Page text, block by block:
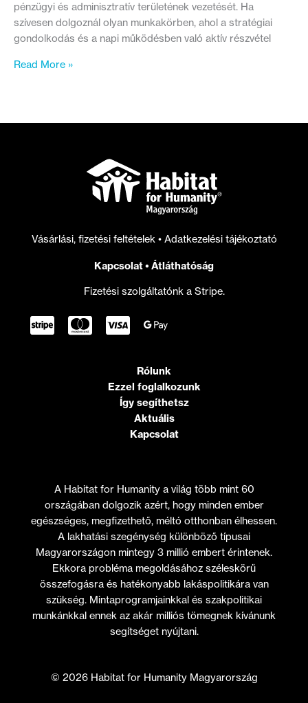
pénzügyi és adminisztratív területének vezetését. Ha
szívesen dolgoznál olyan munkakörben, ahol a stratégiai
gondolkodás és a napi működésben való aktív részvétel
Csatlakozz
adminisztrációs
Read More »
Vásárlási, fizetési feltételek • Adatkezelési tájékoztató
Kapcsolat• Átláthatóság
Fizetési szolgáltatónk a Stripe.
Rólunk
Ezzel foglalkozunk
Így segíthetsz
Aktuális
Kapcsolat
A Habitat for Humanity a világ több mint 60
országában dolgozik azért, hogy minden ember
egészséges, megfizethető, méltó otthonban élhessen.
A lakhatási szegénység különböző típusai
Magyarországon mintegy 3 millió embert érintenek.
Ekkora probléma megoldásához széleskörű
összefogásra és hatékonyabb lakáspolitikára van
szükség. Mintaprogramjainkkal és szakpolitikai
munkánkkal ennek az akár milliós tömegnek kívánunk
segítséget nyújtani.
© 2026 Habitat for Humanity Magyarország